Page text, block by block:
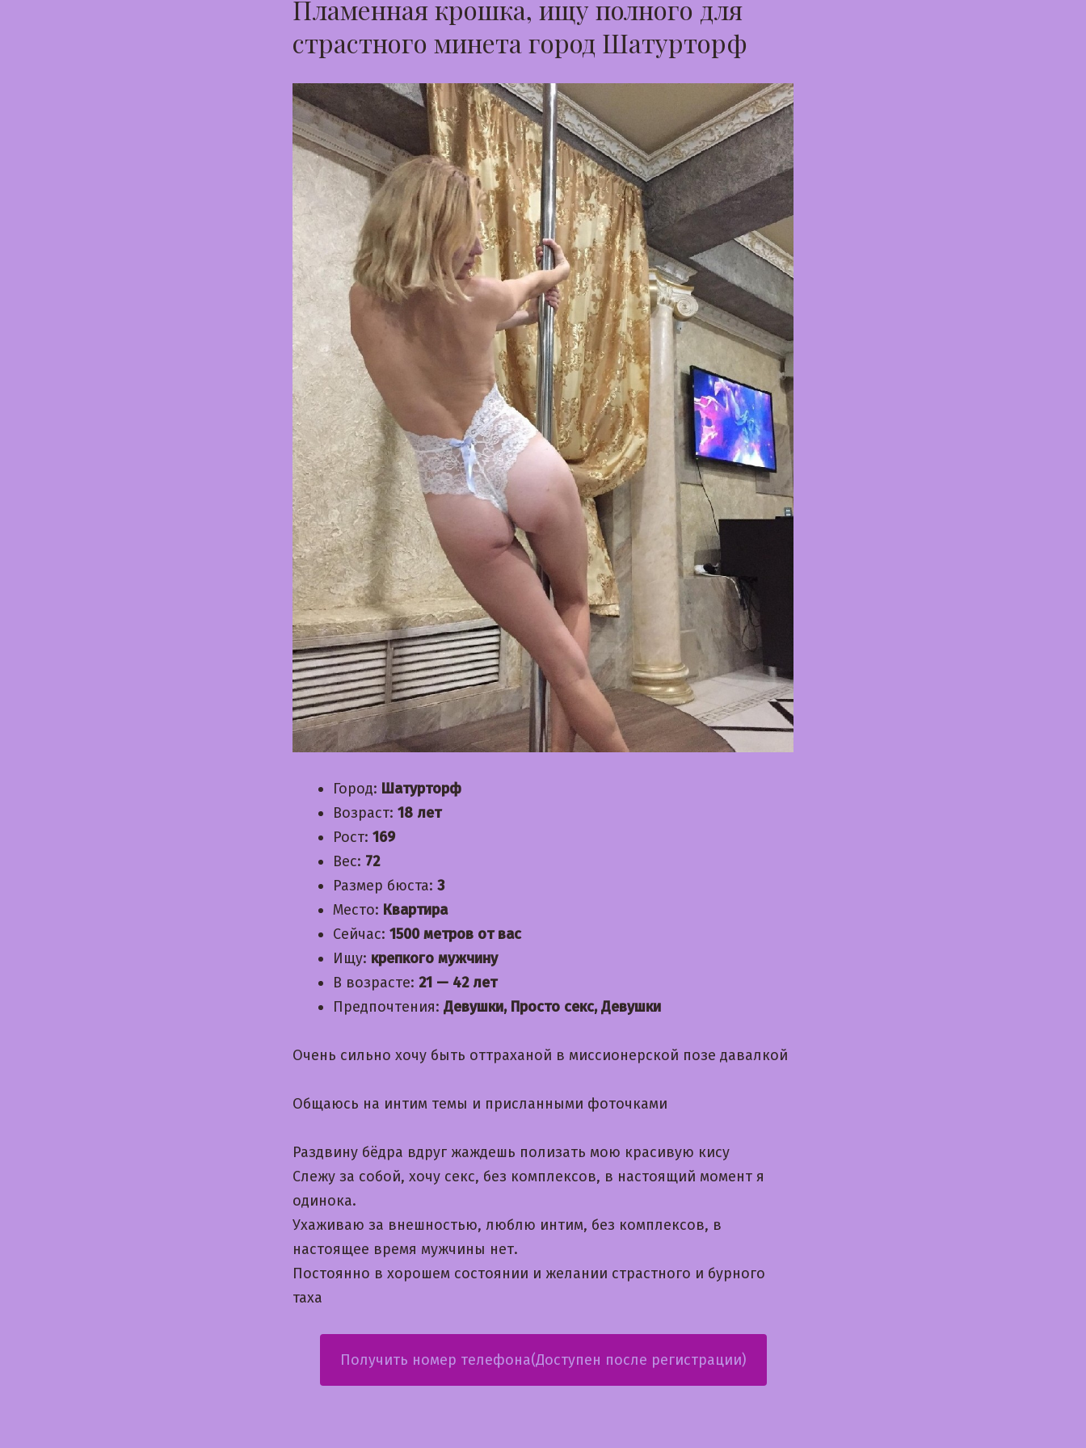
Пламенная крошка, ищу полного для
страстного минета город Шатурторф
Город: Шатурторф
Возраст: 18 лет
Рост: 169
Вес: 72
Размер бюста: 3
Место: Квартира
Сейчас: 1500 метров от вас
Ищу: крепкого мужчину
В возрасте: 21 — 42 лет
Предпочтения: Девушки, Просто секс, Девушки
Очень сильно хочу быть оттраханой в миссионерской позе давалкой
Общаюсь на интим темы и приcланными фоточками
Раздвину бёдра вдруг жаждешь полизать мою красивую кису
Слежу за собой, хочу секс, без комплексов, в настоящий момент я
одинока.
Ухаживаю за внешностью, люблю интим, без комплексов, в
настоящее время мужчины нет.
Постоянно в хорошем состоянии и желании страстного и бурного
таха
Получить номер телефона(Доступен после регистрации)